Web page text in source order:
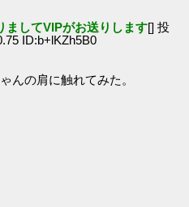
ましてVIPがお送りします[] 投
ID:b+lKZh5B0
んの肩に触れてみた。